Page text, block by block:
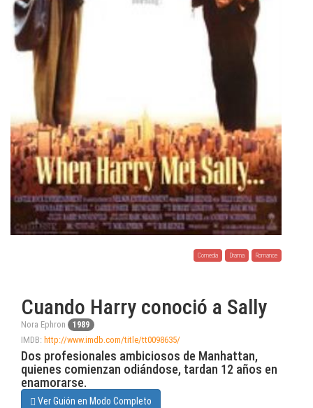
Comedia Drama Romance
Cuando Harry conoció a Sally
Nora Ephron 1989
IMDB: http://www.imdb.com/title/tt0098635/
Dos profesionales ambiciosos de Manhattan,
quienes comienzan odiándose, tardan 12 años en
enamorarse.
Ver Guión en Modo Completo